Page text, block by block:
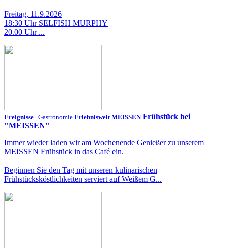
Freitag, 11.9.2026
18:30 Uhr SELFISH MURPHY
20.00 Uhr ...
Ereignisse | Gastronomie Erlebniswelt MEISSENFrühstück bei
"MEISSEN"
Immer wieder laden wir am Wochenende Genießer zu unserem
MEISSEN Frühstück in das Café ein.
Beginnen Sie den Tag mit unseren kulinarischen
Frühstücksköstlichkeiten serviert auf Weißem G...